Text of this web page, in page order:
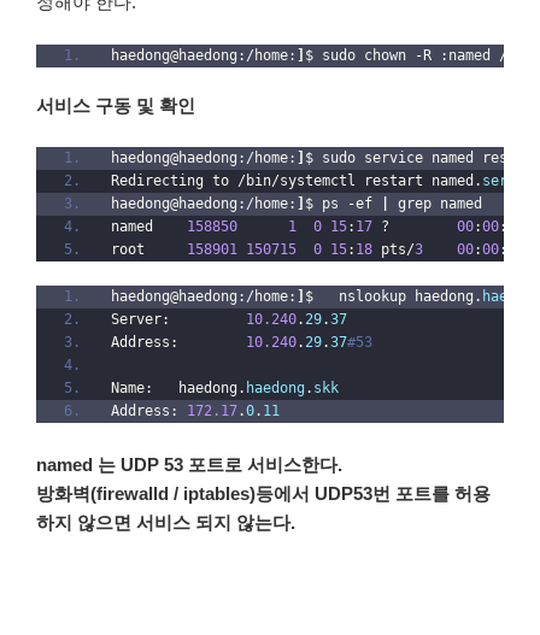
haedong@haedong:/home: ] $ sudo chown -R :named /var/
서비스 구동 및 확인
haedong@haedong:/home:
$ sudo service named restart
Redirecting to /bin/systemctl restart named. service
haedong@haedong:/home:
$ ps -ef
grep named
named 158850 1 0 15: 17 ? 00:00:
root 158901 150715 0 15: 18 pts/3 00:00:
haedong@haedong:/home: $   nslookup haedong. haedong
Server: 10.240. 29.37
Address: 10.240. 29.37#53
Name:   haedong. haedong . skk
Address: 172.17.0. 11
named 는 UDP 53 포트로 서비스한다.
방화벽(firewalld / iptables)등에서 UDP53번 포트를 허용
하지 않으면 서비스 되지 않는다.